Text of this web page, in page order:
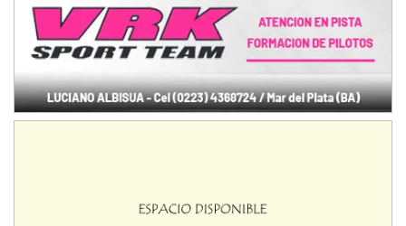
NORESTE SANTAFESINO - F6
Ciudad de Avellaneda (Asfalto)
Avellaneda (Santa Fe)
SUR SANTAFESINO - F4
José Samuel Sánchez (Tierra)
Rufino (Santa Fe)